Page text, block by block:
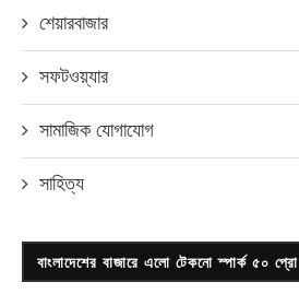
শেয়ারবাজার
সফটওয়্যার
সামাজিক যোগাযোগ
সাহিত্য
বাংলাদেশের বাজারে এলো টেকনো স্পার্ক ৫০ প্রো